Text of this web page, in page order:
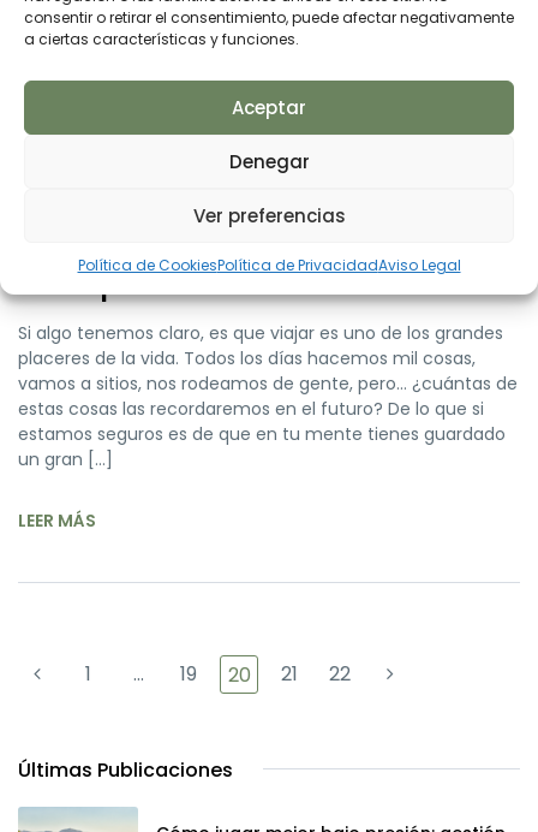
consentir o retirar el consentimiento, puede afectar negativamente
a ciertas características y funciones.
Aceptar
Denegar
Ver preferencias
Política de CookiesPolítica de PrivacidadAviso Legal
Agencia de viajes de golf
¿cómo organizamos tu
escapada?
Si algo tenemos claro, es que viajar es uno de los grandes
placeres de la vida. Todos los días hacemos mil cosas,
vamos a sitios, nos rodeamos de gente, pero… ¿cuántas de
estas cosas las recordaremos en el futuro? De lo que si
estamos seguros es de que en tu mente tienes guardado
un gran […]
LEER MÁS
1 … 19 20 21 22
Últimas Publicaciones